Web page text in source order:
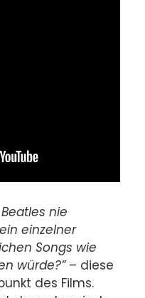
nie
einzelner
Songs wie
würde?”– diese
des Films.